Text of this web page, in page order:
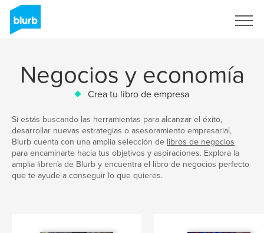
Negocios y economía
Crea tu libro de empresa
Si estás buscando las herramientas para alcanzar el éxito,
desarrollar nuevas estrategias o asesoramiento empresarial,
Blurb cuenta con una amplia selección de libros de negocios
para encaminarte hacia tus objetivos y aspiraciones. Explora la
amplia librería de Blurb y encuentra el libro de negocios perfecto
que te ayude a conseguir lo que quieres.